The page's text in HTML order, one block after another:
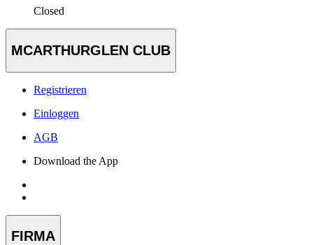
Closed
MCARTHURGLEN CLUB
Registrieren
Einloggen
AGB
Download the App
FIRMA